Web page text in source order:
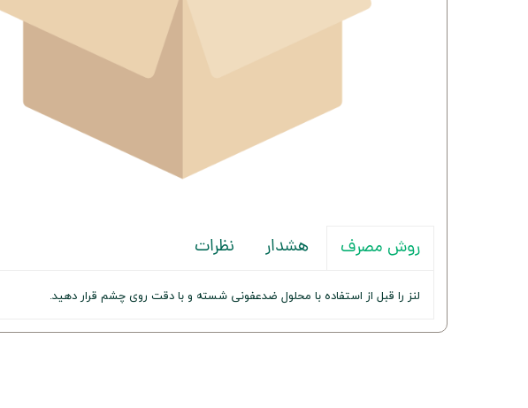
روش مصرف هشدار نظرات
لنز را قبل از استفاده با محلول ضدعفونی شسته و با دقت روی چشم قرار دهید.